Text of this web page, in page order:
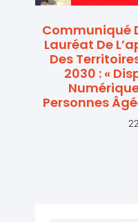
Communiqué
Lauréat De
Des
2030 : «
Personnes